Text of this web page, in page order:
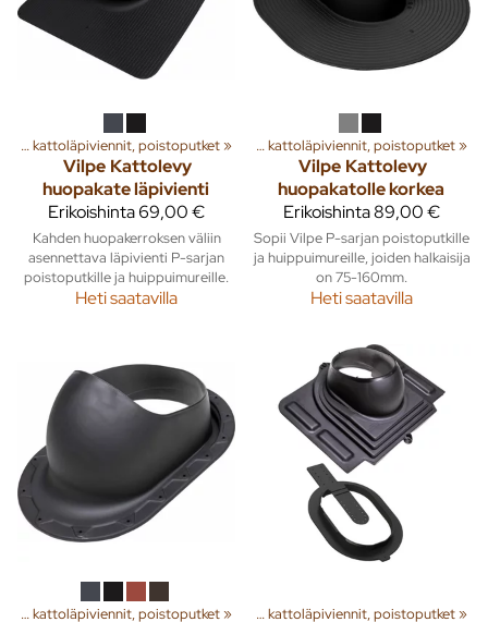
Huippuimurit, kattoläpiviennit, poistoputket‪»
Vilpe Kattolevy
huopakate läpivienti
Erikoishinta69,00 €
Kahden huopakerroksen väliin
asennettava läpivienti P-sarjan
poistoputkille ja huippuimureille.
Heti saatavilla
Rakenna ‪» Ilmanvaihto‪» Huippuimurit, kattoläpiviennit, poistoputket‪»
Vilpe Kattolevy
huopakatolle korkea
Erikoishinta89,00 €
Sopii Vilpe P-sarjan poistoputkille
ja huippuimureille, joiden halkaisija
on 75-160mm.
Heti saatavilla
Huippuimurit, kattoläpiviennit, poistoputket‪»
Rakenna ‪» Ilmanvaihto‪» Huippuimurit, kattoläpiviennit, poistoputket‪»